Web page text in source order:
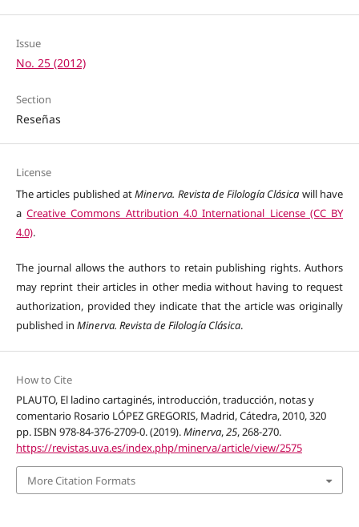
Issue
No. 25 (2012)
Section
Reseñas
License
The articles published atMinerva. Revista de Filología Clásica will have
aCreative Commons Attribution 4.0 International License (CC BY
4.0).
The journal allows the authors to retain publishing rights. Authors
may reprint their articles in other media without having to request
authorization, provided they indicate that the article was originally
published in Minerva. Revista de Filología Clásica.
How to Cite
PLAUTO, El ladino cartaginés, introducción, traducción, notas y
comentario Rosario LÓPEZ GREGORIS, Madrid, Cátedra, 2010, 320
pp. ISBN 978-84-376-2709-0. (2019).Minerva,25, 268-270.
https://revistas.uva.es/index.php/minerva/article/view/2575
More Citation Formats